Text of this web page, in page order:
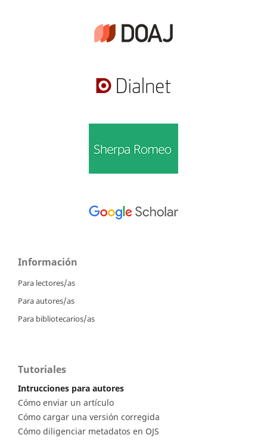
Información
Para lectores/as
Para autores/as
Para bibliotecarios/as
Tutoriales
Intrucciones para autores
Cómo enviar un artículo
Cómo cargar una versión corregida
Cómo diligenciar metadatos en OJS